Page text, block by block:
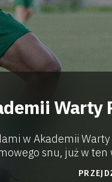
Warty
w Akademii
snu, już w ten